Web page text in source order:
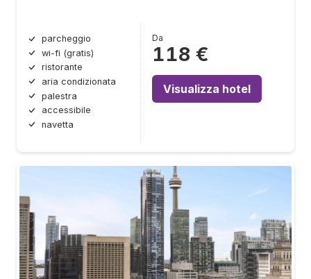
parcheggio
wi-fi (gratis)
ristorante
aria condizionata
palestra
accessibile
navetta
Da
118 €
Visualizza hotel